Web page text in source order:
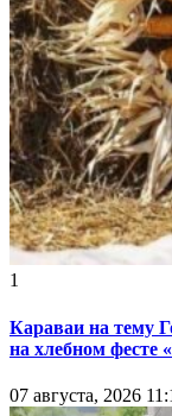
1
Караваи на тему
на хлебном фесте
07 августа, 2026